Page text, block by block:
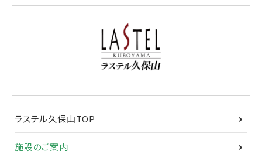
ラステル久保山TOP
施設のご案内